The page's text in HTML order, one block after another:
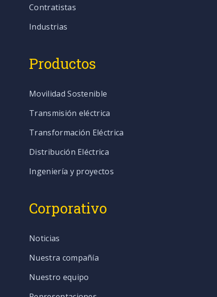
Contratistas
Industrias
Productos
Movilidad Sostenible
Transmisión eléctrica
Transformación Eléctrica
Distribución Eléctrica
Ingeniería y proyectos
Corporativo
Noticias
Nuestra compañía
Nuestro equipo